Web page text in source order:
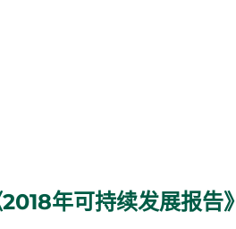
年可持续发展报告》